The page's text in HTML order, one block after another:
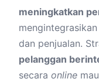
meningkatkan
dan penjualan.
pelanggan
secara online